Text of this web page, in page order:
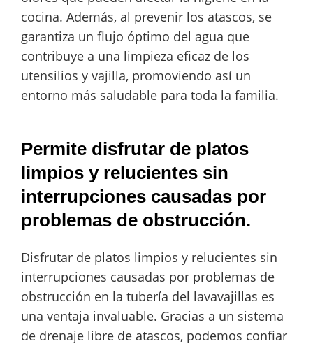
cocina. Además, al prevenir los atascos, se
garantiza un flujo óptimo del agua que
contribuye a una limpieza eficaz de los
utensilios y vajilla, promoviendo así un
entorno más saludable para toda la familia.
Permite disfrutar de platos
limpios y relucientes sin
interrupciones causadas por
problemas de obstrucción.
Disfrutar de platos limpios y relucientes sin
interrupciones causadas por problemas de
obstrucción en la tubería del lavavajillas es
una ventaja invaluable. Gracias a un sistema
de drenaje libre de atascos, podemos confiar